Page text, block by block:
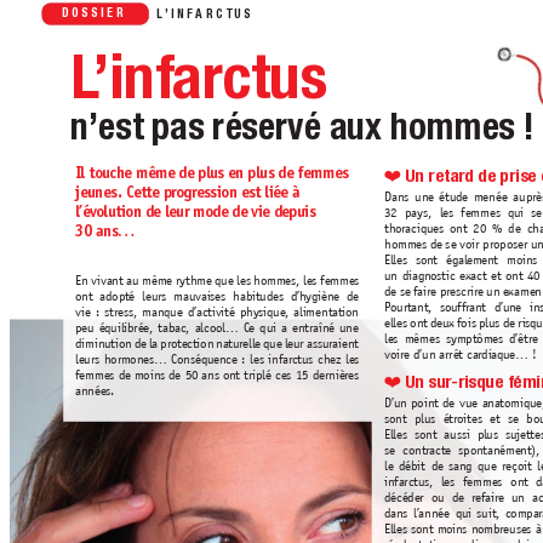
DOSSIER L’INFARCTUS
❤ Un retard de prise
Dans une étude menée
32 pays, les femmes qui
thoraciques ont 20 % de
hommes de se voir proposer un
Elles sont également moins
un diagnostic exact et ont 40
de se faire prescrire un ex
Pourtant, souffrant d’une in
elles ont deux fois plus de
les mêmes symptômes d’être
voire d’un arrêt cardiaque… !
❤ Un sur-risque
D’un point de vue anatomique
sont plus étroites et se
Elles sont aussi plus
se contracte spontanément),
le débit de sang que reçoit
infarctus, les femmes ont d
décéder ou de refaire un
dans l’année qui suit, compar
Elles sont moins nombreuses
En vivant au même rythme que les hommes, les femmes
ont adopté leurs mauvaises habitudes d’hygiène de
vie : stress, manque d’activité physique, alimentation
peu équilibrée, tabac, alcool… Ce qui a entraîné une
diminution de la protection naturelle que leur assuraient
leurs hormones… Conséquence : les infarctus chez les
femmes de moins de 50 ans ont triplé ces 15 dernières
années.
Il touche même de plus en plus de femmes
jeunes. Cette progression est liée à
l’évolution de leur mode de vie depuis
30 ans…
L’infarctus
n’est pas réservé aux hommes !